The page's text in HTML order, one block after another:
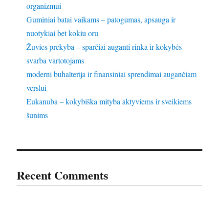
organizmui
Guminiai batai vaikams – patogumas, apsauga ir
nuotykiai bet kokiu oru
Žuvies prekyba – sparčiai auganti rinka ir kokybės
svarba vartotojams
moderni buhalterija ir finansiniai sprendimai augančiam
verslui
Eukanuba – kokybiška mityba aktyviems ir sveikiems
šunims
Recent Comments